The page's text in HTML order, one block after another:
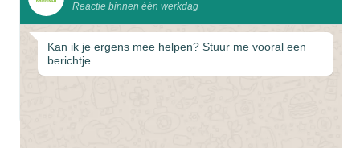
Wij werken met eerlijke
gecertificeerde houtsoorten
Reactie binnen één werkdag
Kan ik je ergens mee helpen? Stuur me vooral een
berichtje.